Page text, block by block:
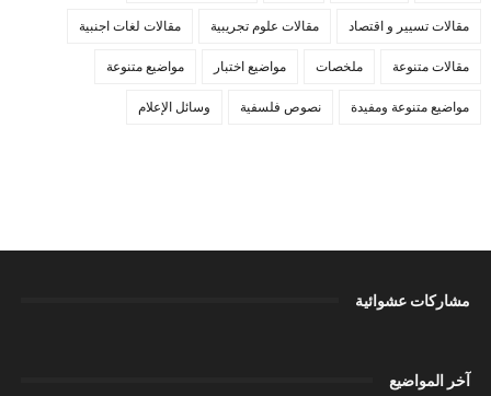
مقالات تسيير و اقتصاد مقالات علوم تجريبية مقالات لغات اجنبية
مقالات متنوعة ملخصات مواضيع اختبار مواضيع متنوعة
مواضيع متنوعة ومفيدة نصوص فلسفية وسائل الإعلام
مشاركات عشوائية
آخر المواضيع